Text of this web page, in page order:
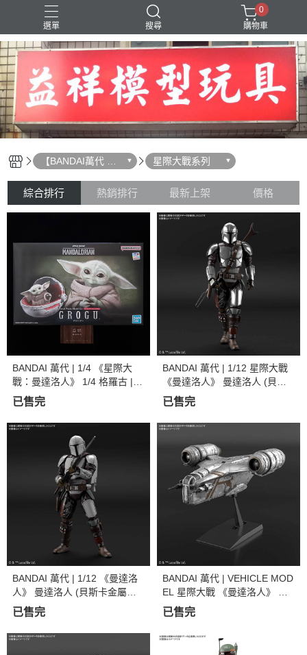
選單 搜尋
SD 三國創傑傳
0
購物車
【BANDAI萬代 組
裝模型】
星際大戰系列
綜合排行 熱銷排行 最新上架 價格
BANDAI 萬代 | 1/4 《星際大
戰：曼達洛人》 1/4 格羅古 |
尤達寶寶 | 組裝模型 | 現貨
已售完
BANDAI 萬代 | 1/12 星際大戰
《曼達洛人》 曼達洛人 (貝斯
卡金屬武裝) 銀色電鍍Ver. 組裝
模型
已售完
BANDAI 萬代 | 1/12 《曼達洛
人》 曼達洛人 (貝斯卡金屬武
裝) 組裝模型
已售完
BANDAI 萬代 | VEHICLE MOD
EL 星際大戰 《曼達洛人》 刀
鋒之巔 | 剃刀冠號 (銀色電鍍Ve
r.) 組裝模型
已售完